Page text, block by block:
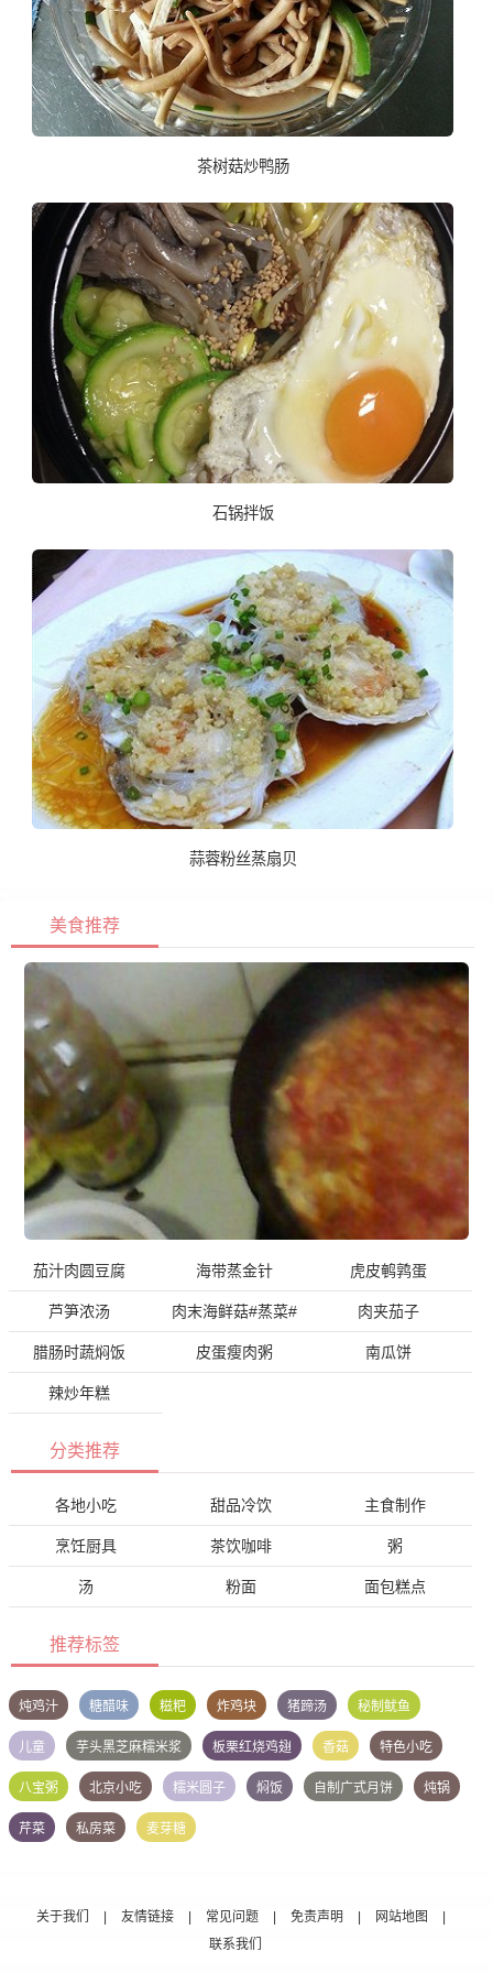
茶树菇炒鸭肠
石锅拌饭
蒜蓉粉丝蒸扇贝
美食推荐
茄汁肉圆豆腐 海带蒸金针 虎皮鹌鹑蛋
芦笋浓汤 肉末海鲜菇#蒸菜# 肉夹茄子
腊肠时蔬焖饭 皮蛋瘦肉粥 南瓜饼
辣炒年糕
分类推荐
各地小吃 甜品冷饮 主食制作
烹饪厨具 茶饮咖啡 粥
汤 粉面 面包糕点
推荐标签
炖鸡汁 糖醋味 糍粑 炸鸡块 猪蹄汤 秘制鱿鱼
儿童 芋头黑芝麻糯米浆 板栗红烧鸡翅 香菇 特色小吃
八宝粥 北京小吃 糯米圆子 焖饭 自制广式月饼 炖锅
芹菜 私房菜 麦芽糖
关于我们 友情链接 常见问题 免责声明 网站地图
联系我们